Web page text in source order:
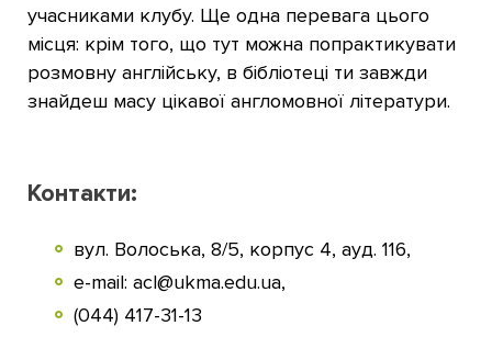
учасниками клубу. Ще одна перевага цього
місця: крім того, що тут можна попрактикувати
розмовну англійську, в бібліотеці ти завжди
знайдеш масу цікавої англомовної літератури.
Контакти:
вул. Волоська, 8/5, корпус 4, ауд. 116,
e-mail: acl@ukma.edu.ua,
(044) 417-31-13